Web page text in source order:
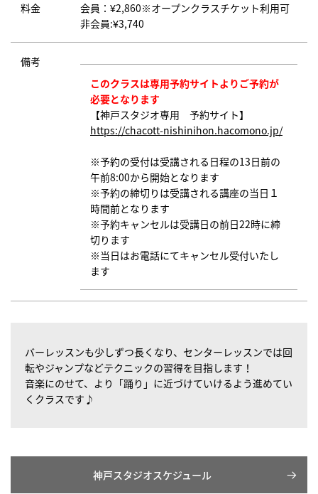
料金
会員：¥2,860※オープンクラスチケット利用可
非会員:¥3,740
備考
このクラスは専用予約サイトよりご予約が
必要となります
【神戸スタジオ専用 予約サイト】
https://chacott-nishinihon.hacomono.jp/
※予約の受付は受講される日程の13日前の
午前8:00から開始となります
※予約の締切りは受講される講座の当日１
時間前となります
※予約キャンセルは受講日の前日22時に締
切ります
※当日はお電話にてキャンセル受付いたし
ます
バーレッスンも少しずつ長くなり、センターレッスンでは回
転やジャンプなどテクニックの習得を目指します！
音楽にのせて、より「踊り」に近づけていけるよう進めてい
くクラスです♪
神戸スタジオスケジュール